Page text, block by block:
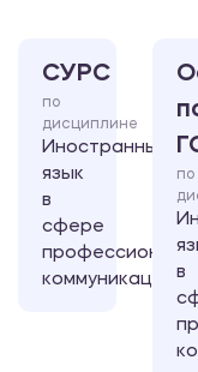
СУРС
по
дисциплине
Иностранный
язык
в
сфере
коммуникации
по
в